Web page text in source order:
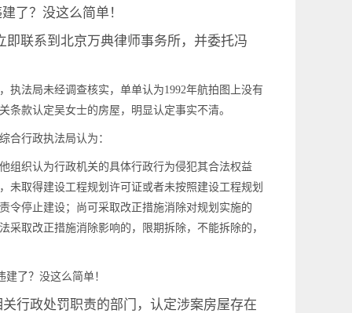
联系到北京万典律师事务所，并委托冯
执法局未经调查核实，单单认为1992年航拍图上没有
条款认定吴女士的房屋，明显认定事实不清。
合行政执法局认为：
组织认为行政机关的具体行政行为侵犯其合法权益
未取得建设工程规划许可证或者未按照建设工程规划
令停止建设；尚可采取改正措施消除对规划实施的
取改正措施消除影响的，限期拆除，不能拆除的，
行政处罚职责的部门，认定涉案房屋存在